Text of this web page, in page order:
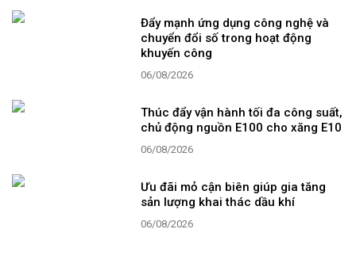
Đẩy mạnh ứng dụng công nghệ và
chuyển đổi số trong hoạt động
khuyến công
06/08/2026
Thúc đẩy vận hành tối đa công suất,
chủ động nguồn E100 cho xăng E10
06/08/2026
Ưu đãi mỏ cận biên giúp gia tăng
sản lượng khai thác dầu khí
06/08/2026